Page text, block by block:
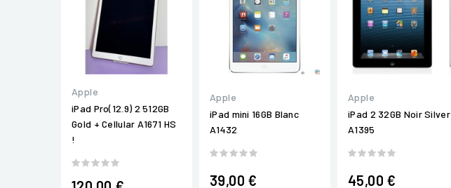
Apple
iPad Pro(12.9) 2 512GB
Gold + Cellular A1671 HS
!
Apple
iPad mini 16GB Blanc
A1432
39,00 €
Apple
iPad 2 32GB Noir Silver
A1395
45,00 €